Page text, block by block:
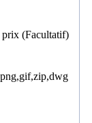
prix (Facultatif)